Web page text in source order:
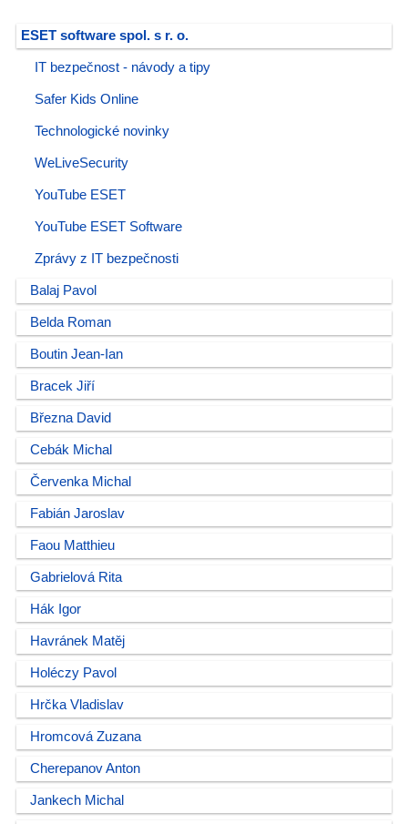
ESET software spol. s r. o.
IT bezpečnost - návody a tipy
Safer Kids Online
Technologické novinky
WeLiveSecurity
YouTube ESET
YouTube ESET Software
Zprávy z IT bezpečnosti
Balaj Pavol
Belda Roman
Boutin Jean-Ian
Bracek Jiří
Března David
Cebák Michal
Červenka Michal
Fabián Jaroslav
Faou Matthieu
Gabrielová Rita
Hák Igor
Havránek Matěj
Holéczy Pavol
Hrčka Vladislav
Hromcová Zuzana
Cherepanov Anton
Jankech Michal